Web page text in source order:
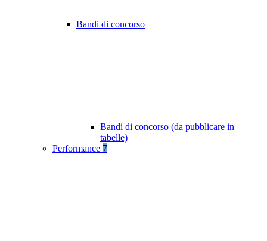
Bandi di concorso
Bandi di concorso (da pubblicare in
tabelle)
Performance 7